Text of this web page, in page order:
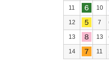
11 10
12 7
13 13
14 11